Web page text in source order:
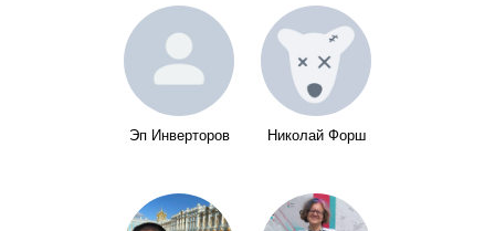
Эп Инверторов Николай Форш